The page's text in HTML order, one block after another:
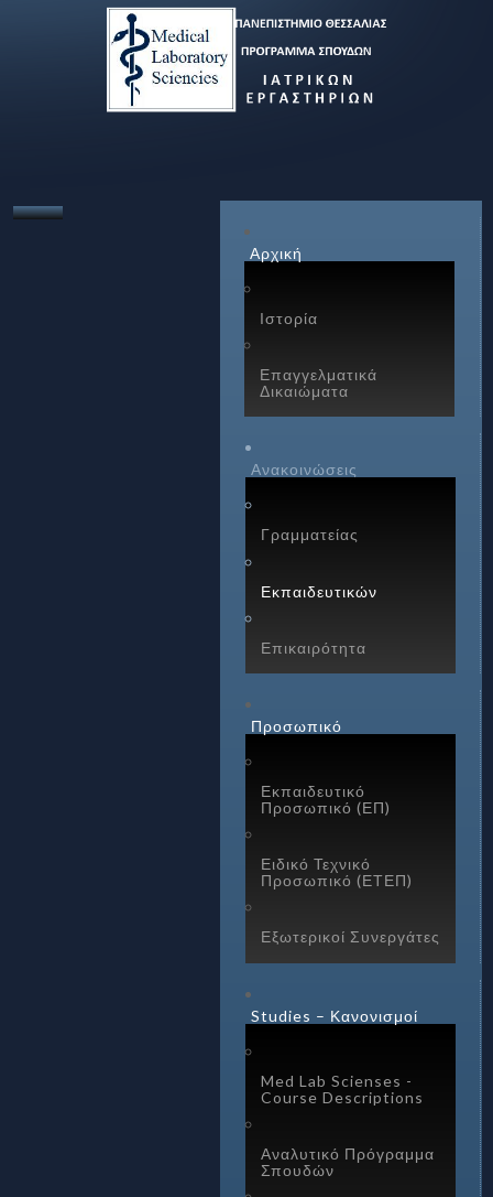
Αρχική
Ιστορία
Επαγγελματικά
Δικαιώματα
Ανακοινώσεις
Γραμματείας
Εκπαιδευτικών
Επικαιρότητα
Προσωπικό
Εκπαιδευτικό
Προσωπικό (ΕΠ)
Ειδικό Τεχνικό
Προσωπικό (ΕΤΕΠ)
Εξωτερικοί Συνεργάτες
Studies – Κανονισμοί
Med Lab Scienses -
Course Descriptions
Αναλυτικό Πρόγραμμα
Σπουδών